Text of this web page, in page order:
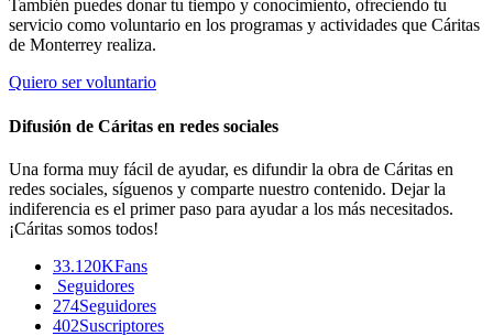
También puedes donar tu tiempo y conocimiento, ofreciendo tu
servicio como voluntario en los programas y actividades que Cáritas
de Monterrey realiza.
Quiero ser voluntario
Difusión de Cáritas en redes sociales
Una forma muy fácil de ayudar, es difundir la obra de Cáritas en
redes sociales, síguenos y comparte nuestro contenido. Dejar la
indiferencia es el primer paso para ayudar a los más necesitados.
¡Cáritas somos todos!
33.120KFans
Seguidores
274Seguidores
402Suscriptores